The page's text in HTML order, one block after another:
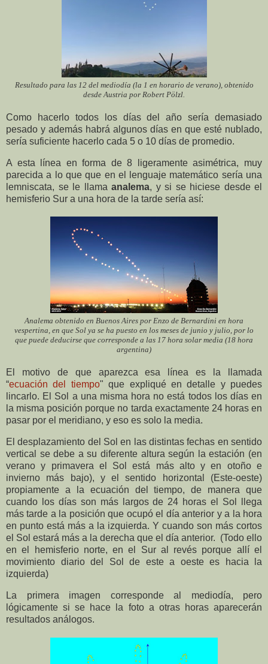
Resultado para las 12 del mediodía (la 1 en horario de verano), obtenido
desde Austria por Robert Pölzl.
Como hacerlo todos los días del año sería demasiado
pesado y además habrá algunos días en que esté nublado,
sería suficiente hacerlo cada 5 o 10 días de promedio.
A esta línea en forma de 8 ligeramente asimétrica, muy
parecida a lo que que en el lenguaje matemático sería una
lemniscata, se le llama analema, y si se hiciese desde el
hemisferio Sur a una hora de la tarde sería así:
Analema obtenido en Buenos Aires por Enzo de Bernardini en hora
vespertina, en que Sol ya se ha puesto en los meses de junio y julio, por lo
que puede deducirse que corresponde a las 17 hora solar media (18 hora
argentina)
El motivo de que aparezca esa línea es la llamada
“ecuación del tiempo" que expliqué en detalle y puedes
lincarlo. El Sol a una misma hora no está todos los días en
la misma posición porque no tarda exactamente 24 horas en
pasar por el meridiano, y eso es solo la media.
El desplazamiento del Sol en las distintas fechas en sentido
vertical se debe a su diferente altura según la estación (en
verano y primavera el Sol está más alto y en otoño e
invierno más bajo), y el sentido horizontal (Este-oeste)
propiamente a la ecuación del tiempo, de manera que
cuando los días son más largos de 24 horas el Sol llega
más tarde a la posición que ocupó el día anterior y a la hora
en punto está más a la izquierda. Y cuando son más cortos
el Sol estará más a la derecha que el día anterior. (Todo ello
en el hemisferio norte, en el Sur al revés porque allí el
movimiento diario del Sol de este a oeste es hacia la
izquierda)
La primera imagen corresponde al mediodía, pero
lógicamente si se hace la foto a otras horas aparecerán
resultados análogos.